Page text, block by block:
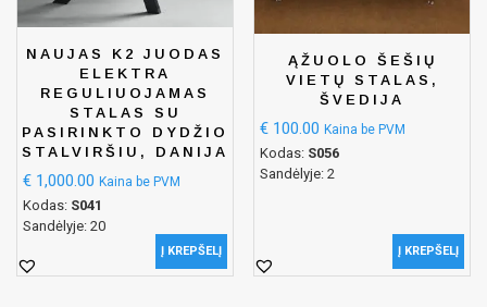
NAUJAS K2 JUODAS
ELEKTRA
REGULIUOJAMAS
STALAS SU
PASIRINKTO DYDŽIO
STALVIRŠIU, DANIJA
€ 1,000.00 Kaina be PVM
Kodas: S041
Sandėlyje: 20
Į KREPŠELĮ
ĄŽUOLO ŠEŠIŲ
VIETŲ STALAS,
ŠVEDIJA
€ 100.00 Kaina be PVM
Kodas: S056
Sandėlyje: 2
Į KREPŠELĮ